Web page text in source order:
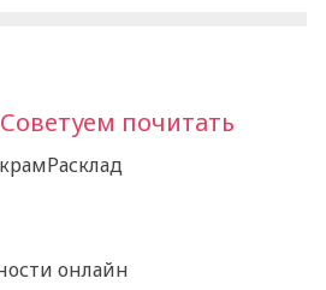
Советуем почитать
Расклад